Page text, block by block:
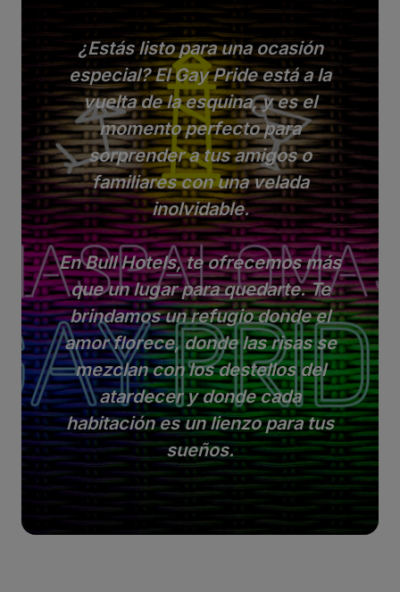
¿Estás listo para una ocasión
especial? El Gay Pride está a la
vuelta de la esquina, y es el
momento perfecto para
sorprender a tus amigos o
familiares con una velada
inolvidable.
En Bull Hotels, te ofrecemos más
que un lugar para quedarte. Te
brindamos un refugio donde el
amor florece, donde las risas se
mezclan con los destellos del
atardecer y donde cada
habitación es un lienzo para tus
sueños.